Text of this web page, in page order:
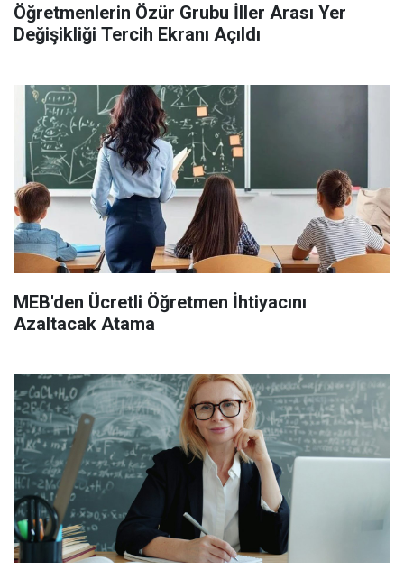
Öğretmenlerin Özür Grubu İller Arası Yer
Değişikliği Tercih Ekranı Açıldı
MEB'den Ücretli Öğretmen İhtiyacını
Azaltacak Atama